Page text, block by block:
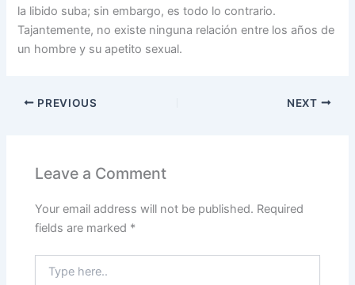
la libido suba; sin embargo, es todo lo contrario.
Tajantemente, no existe ninguna relación entre los años de
un hombre y su apetito sexual.
PREVIOUS NEXT
Leave a Comment
Your email address will not be published. Required
fields are marked *
here..